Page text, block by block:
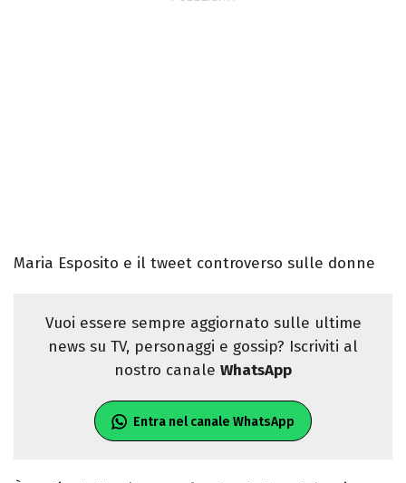
Maria Esposito e il tweet controverso sulle donne
Vuoi essere sempre aggiornato sulle ultime
news su TV, personaggi e gossip? Iscriviti al
nostro canale WhatsApp
Entra nel canale WhatsApp